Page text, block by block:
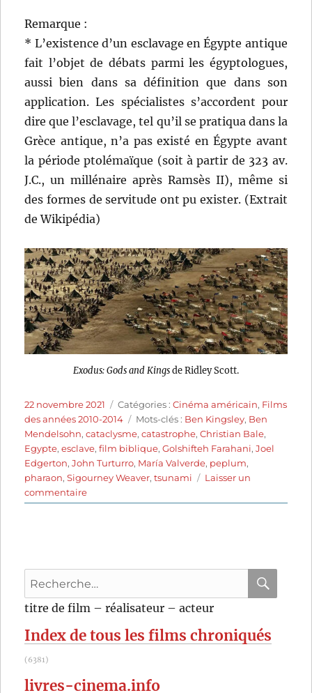
Remarque :
* L’existence d’un esclavage en Égypte antique
fait l’objet de débats parmi les égyptologues,
aussi bien dans sa définition que dans son
application. Les spécialistes s’accordent pour
dire que l’esclavage, tel qu’il se pratiqua dans la
Grèce antique, n’a pas existé en Égypte avant
la période ptolémaïque (soit à partir de 323 av.
J.C., un millénaire après Ramsès II), même si
des formes de servitude ont pu exister. (Extrait
de Wikipédia)
Exodus: Gods and Kingsde Ridley Scott.
Publié
le
22 novembre 2021 Catégories
Catégories :Cinéma américain, Films
des années 2010-2014
Étiquettes
Mots-clés : Ben Kingsley, Ben
Mendelsohn,cataclysme,catastrophe,Christian Bale,
Egypte,esclave,film biblique,Golshifteh Farahani,Joel
Edgerton,John Turturro, María Valverde, peplum,
pharaon,Sigourney Weaver,tsunami
Laisser un
commentairesur
Exodus:
de
Scott
Recherche
pour
:
titre de film – réalisateur – acteur
Index de tous les films chroniqués
(6381)
livres-cinema.info